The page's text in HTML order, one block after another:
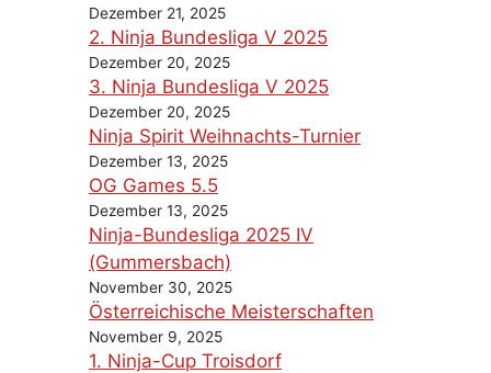
Dezember 21, 2025
2. Ninja Bundesliga V 2025
Dezember 20, 2025
3. Ninja Bundesliga V 2025
Dezember 20, 2025
Ninja Spirit Weihnachts-Turnier
Dezember 13, 2025
OG Games 5.5
Dezember 13, 2025
Ninja-Bundesliga 2025 IV
(Gummersbach)
November 30, 2025
Österreichische Meisterschaften
November 9, 2025
1. Ninja-Cup Troisdorf